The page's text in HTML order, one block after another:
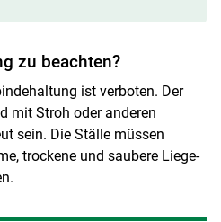
zu beachten?
ist verboten. Der
mit Stroh oder anderen
sein. Die Ställe müssen
trockene und saubere Liege-